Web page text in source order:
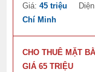
Giá:45 triệu
Chí Minh
CHO THUÊ MẶT
GIÁ 65 TRIỆU